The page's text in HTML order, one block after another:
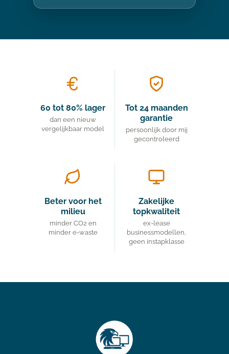
60 tot 80% lager
dan een nieuw
vergelijkbaar model
Tot 24 maanden
garantie
persoonlijk door mij
gecontroleerd
Beter voor het
milieu
minder CO2 en
minder e-waste
Zakelijke
topkwaliteit
ex-lease
businessmodellen,
geen instapklasse